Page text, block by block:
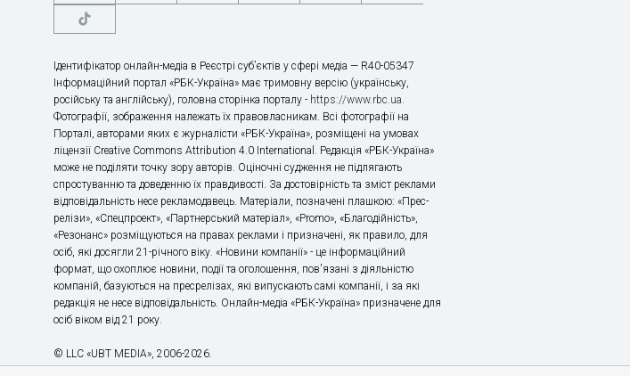
Ідентифікатор онлайн-медіа в Реєстрі суб’єктів у сфері медіа — R40-05347
Інформаційний портал «РБК-Україна» має тримовну версію (українську,
російську та англійську), головна сторінка порталу - https://www.rbc.ua.
Фотографії, зображення належать їх правовласникам. Всі фотографії на
Порталі, авторами яких є журналісти «РБК-Україна», розміщені на умовах
ліцензії Creative Commons Attribution 4.0 International. Редакція «РБК-Україна»
може не поділяти точку зору авторів. Оціночні судження не підлягають
спростуванню та доведенню їх правдивості. За достовірність та зміст реклами
відповідальність несе рекламодавець. Матеріали, позначені плашкою: «Прес-
релізи», «Спецпроект», «Партнерський матеріал», «Promo», «Благодійність»,
«Резонанс» розміщуються на правах реклами і призначені, як правило, для
осіб, які досягли 21-річного віку. «Новини компанії» - це інформаційний
формат, що охоплює новини, події та оголошення, пов'язані з діяльністю
компаній, базуються на пресрелізах, які випускають самі компанії, і за які
редакція не несе відповідальність. Онлайн-медіа «РБК-Україна» призначене для
осіб віком від 21 року.
© LLC «UBT MEDIA», 2006-2026.